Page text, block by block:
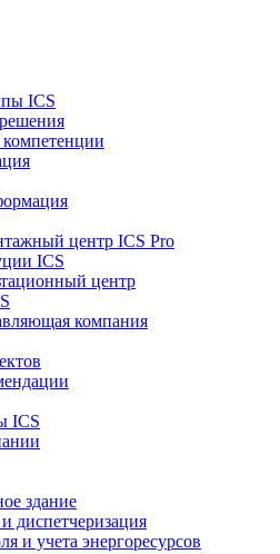
ICS
центр ICS Pro
ICS
центр
компания
ICS
здание
диспетчеризация
и учета энергоресурсов